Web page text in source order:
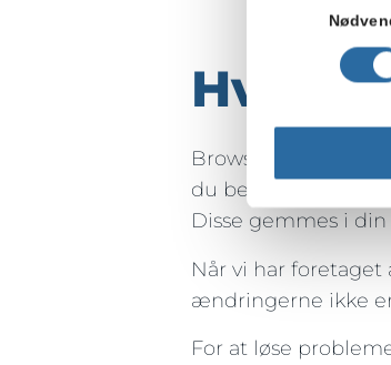
Hvad
Browser cache er
du besøger. Når du
Disse gemmes i
Når vi har
ændringerne ikke
For at løse